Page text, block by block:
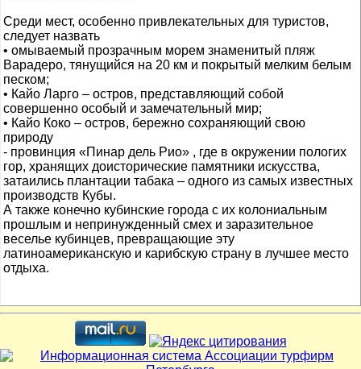
Среди мест, особенно привлекательных для туристов,
следует назвать
• омываемый прозрачным морем знаменитый пляж
Варадеро, тянущийся на 20 км и покрытый мелким белым
песком;
• Кайо Ларго – остров, представляющий собой
совершенно особый и замечательный мир;
• Кайо Коко – остров, бережно сохраняющий свою
природу
- провинция «Пинар дель Рио» , где в окружении пологих
гор, хранящих доисторические памятники искусства,
затаились плантации табака – одного из самых известных
производств Кубы.
А также конечно кубинские города с их колониальным
прошлым и непринужденный смех и заразительное
веселье кубинцев, превращающие эту
латиноамериканскую и карибскую страну в лучшее место
отдыха.